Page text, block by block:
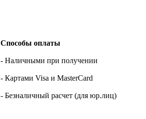
Способы оплаты
- Наличными при получении
- Картами Visa и MasterCard
- Безналичный расчет (для юр.лиц)